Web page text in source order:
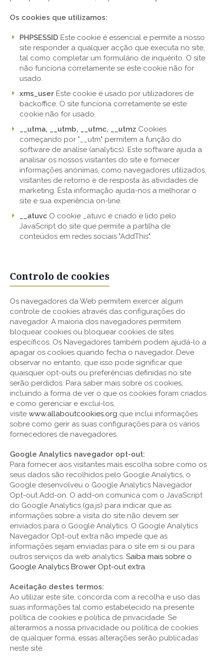
Os cookies que utilizamos:
PHPSESSID Este cookie é essencial e permite a nosso
site responder a qualquer acção que executa no site,
tal como completar um formulário de inquérito. O site
não funciona corretamente se este cookie não for
usado.
xms_user Este cookie é usado por utilizadores de
backoffice. O site funciona corretamente se este
cookie não for usado.
__utma, __utmb, __utmc, __utmz Cookies
começando por "__utm" permitem a função do
software de análise (analytics). Este software ajuda a
analisar os nossos visitantes do site e fornecer
informações anónimas, como navegadores utilizados,
visitantes de retorno e de resposta às atividades de
marketing. Esta informação ajuda-nos a melhorar o
site e sua experiência on-line.
__atuvc O cookie _atuvc é criado e lido pelo
JavaScript do site que permite a partilha de
conteúdos em redes sociais "AddThis".
Controlo de cookies
Os navegadores da Web permitem exercer algum
controle de cookies através das configurações do
navegador. A maioria dos navegadores permitem
bloquear cookies ou bloquear cookies de sites
específicos. Os Navegadores também podem ajudá-lo a
apagar os cookies quando fecha o navegador. Deve
observar no entanto, que isso pode significar que
quaisquer opt-outs ou preferências definidas no site
serão perdidos. Para saber mais sobre os cookies,
incluindo a forma de ver o que os cookies foram criados
e como gerenciar e excluí-los,
visite www.allaboutcookies.org que inclui informações
sobre como gerir as suas configurações para os vários
fornecedores de navegadores.
Google Analytics navegador opt-out:
Para fornecer aos visitantes mais escolha sobre como os
seus dados são recolhidos pelo Google Analytics, o
Google desenvolveu o Google Analytics Navegador
Opt-out Add-on. O add-on comunica com o JavaScript
do Google Analytics (ga.js) para indicar que as
informações sobre a visita do site não devem ser
enviados para o Google Analytics. O Google Analytics
Navegador Opt-out extra não impede que as
informações sejam enviadas para o site em si ou para
outros serviços da web analytics. Saiba mais sobre o
Google Analytics Brower Opt-out extra.
Aceitação destes termos:
Ao utilizar este site, concorda com a recolha e uso das
suas informações tal como estabelecido na presente
política de cookies e política de privacidade. Se
alterarmos a nossa privacidade ou política de cookies
de qualquer forma, essas alterações serão publicadas
neste site.